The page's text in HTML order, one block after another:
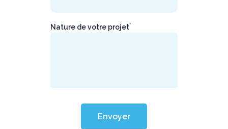
Nature de votre projet*
Envoyer